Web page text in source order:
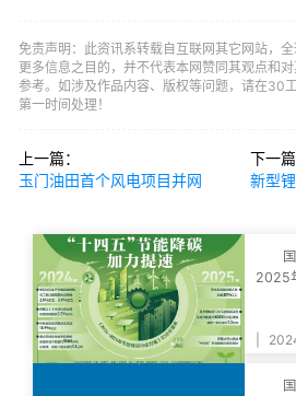
免责声明：此资讯系转载自互联网其它网站，
更多信息之目的，并不代表本网赞同其观点和
参考。如涉及作品内容、版权等问题，请在30
第一时间处理！
上一篇：
玉门油田首个风电项目并网
下一篇
新型
2025